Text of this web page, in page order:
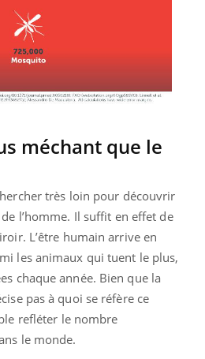
méchant que le
très loin pour découvrir
l’homme. Il suffit en effet de
L’être humain arrive en
les animaux qui tuent le plus,
chaque année. Bien que la
pas à quoi se réfère ce
refléter le nombre
le monde.